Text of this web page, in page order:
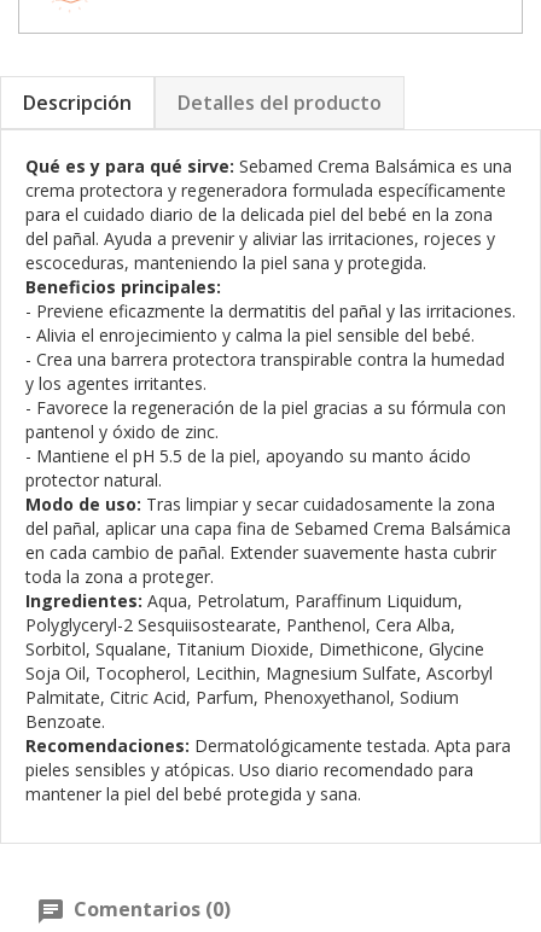
Descripción Detalles del producto
Qué es y para qué sirve: Sebamed Crema Balsámica es una
crema protectora y regeneradora formulada específicamente
para el cuidado diario de la delicada piel del bebé en la zona
del pañal. Ayuda a prevenir y aliviar las irritaciones, rojeces y
escoceduras, manteniendo la piel sana y protegida.
Beneficios principales:
- Previene eficazmente la dermatitis del pañal y las irritaciones.
- Alivia el enrojecimiento y calma la piel sensible del bebé.
- Crea una barrera protectora transpirable contra la humedad
y los agentes irritantes.
- Favorece la regeneración de la piel gracias a su fórmula con
pantenol y óxido de zinc.
- Mantiene el pH 5.5 de la piel, apoyando su manto ácido
protector natural.
Modo de uso: Tras limpiar y secar cuidadosamente la zona
del pañal, aplicar una capa fina de Sebamed Crema Balsámica
en cada cambio de pañal. Extender suavemente hasta cubrir
toda la zona a proteger.
Ingredientes: Aqua, Petrolatum, Paraffinum Liquidum,
Polyglyceryl-2 Sesquiisostearate, Panthenol, Cera Alba,
Sorbitol, Squalane, Titanium Dioxide, Dimethicone, Glycine
Soja Oil, Tocopherol, Lecithin, Magnesium Sulfate, Ascorbyl
Palmitate, Citric Acid, Parfum, Phenoxyethanol, Sodium
Benzoate.
Recomendaciones: Dermatológicamente testada. Apta para
pieles sensibles y atópicas. Uso diario recomendado para
mantener la piel del bebé protegida y sana.
Comentarios (0)